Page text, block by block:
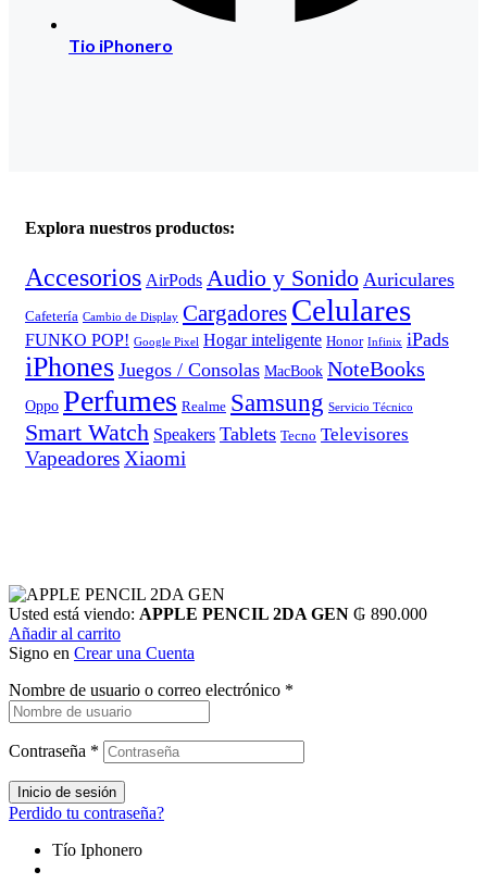
Tio iPhonero
Explora nuestros productos:
Accesorios AirPods Audio y Sonido Auriculares
Cafetería Cambio de Display Cargadores Celulares
FUNKO POP! Google Pixel Hogar inteligente Honor Infinix iPads
iPhones Juegos / Consolas MacBook NoteBooks
Oppo Perfumes Realme Samsung Servicio Técnico
Smart Watch Speakers Tablets Tecno Televisores
Vapeadores Xiaomi
Usted está viendo: APPLE PENCIL 2DA GEN ₲ 890.000
Añadir al carrito
Signo en Crear una Cuenta
Nombre de usuario o correo electrónico *
Contraseña *
Inicio de sesión
Perdido tu contraseña?
Tío Iphonero